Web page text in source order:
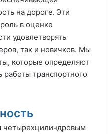
на дороге. Эти
в оценке
удовлетворять
так и новичков. Мы
которые определяют
транспортного